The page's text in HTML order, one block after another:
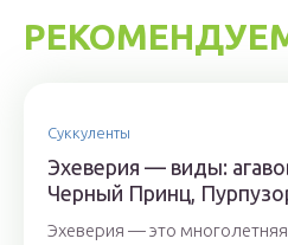
Суккуленты
Эхеверия — виды:
Черный Принц,
Эхеверия — это многолетняя